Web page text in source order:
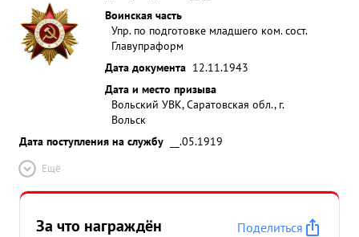
Воинская часть
Упр. по подготовке младшего ком. сост.
Главупраформ
Дата документа 12.11.1943
Дата и место призыва
Вольский УВК, Саратовская обл., г.
Вольск
Дата поступления на службу
__.05.1919
Ещё
За что награждён
Поделиться